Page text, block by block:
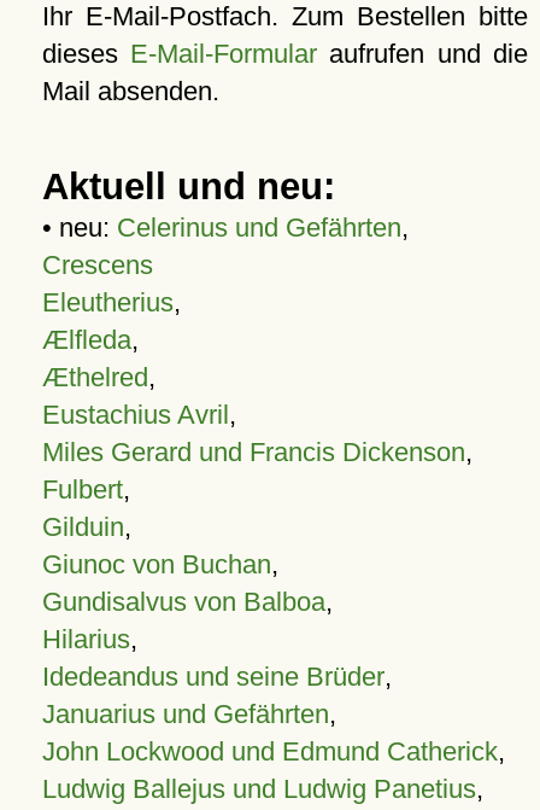
Ihr E-Mail-Postfach. Zum Bestellen bitte
dieses E-Mail-Formular aufrufen und die
Mail absenden.
Aktuell und neu:
• neu: Celerinus und Gefährten,
Crescens
Eleutherius,
Ælfleda,
Æthelred,
Eustachius Avril,
Miles Gerard und Francis Dickenson,
Fulbert,
Gilduin,
Giunoc von Buchan,
Gundisalvus von Balboa,
Hilarius,
Idedeandus und seine Brüder,
Januarius und Gefährten,
John Lockwood und Edmund Catherick,
Ludwig Ballejus und Ludwig Panetius,